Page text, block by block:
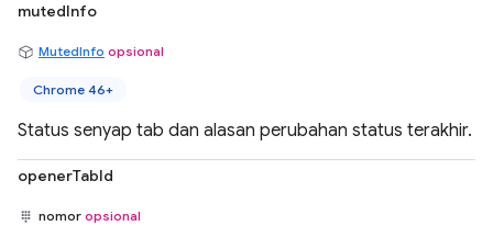
mutedInfo
MutedInfo opsional
Chrome 46+
Status senyap tab dan alasan perubahan status terakhir.
openerTabId
nomor opsional